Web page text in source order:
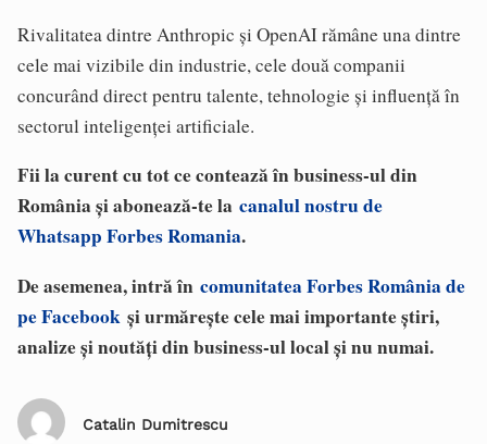
Rivalitatea dintre Anthropic și OpenAI rămâne una dintre
cele mai vizibile din industrie, cele două companii
concurând direct pentru talente, tehnologie și influență în
sectorul inteligenței artificiale.
Fii la curent cu tot ce contează în business-ul din
România și abonează-te la canalul nostru de
Whatsapp Forbes Romania.
De asemenea, intră în comunitatea Forbes România de
pe Facebook și urmărește cele mai importante știri,
analize și noutăți din business-ul local și nu numai.
Catalin Dumitrescu